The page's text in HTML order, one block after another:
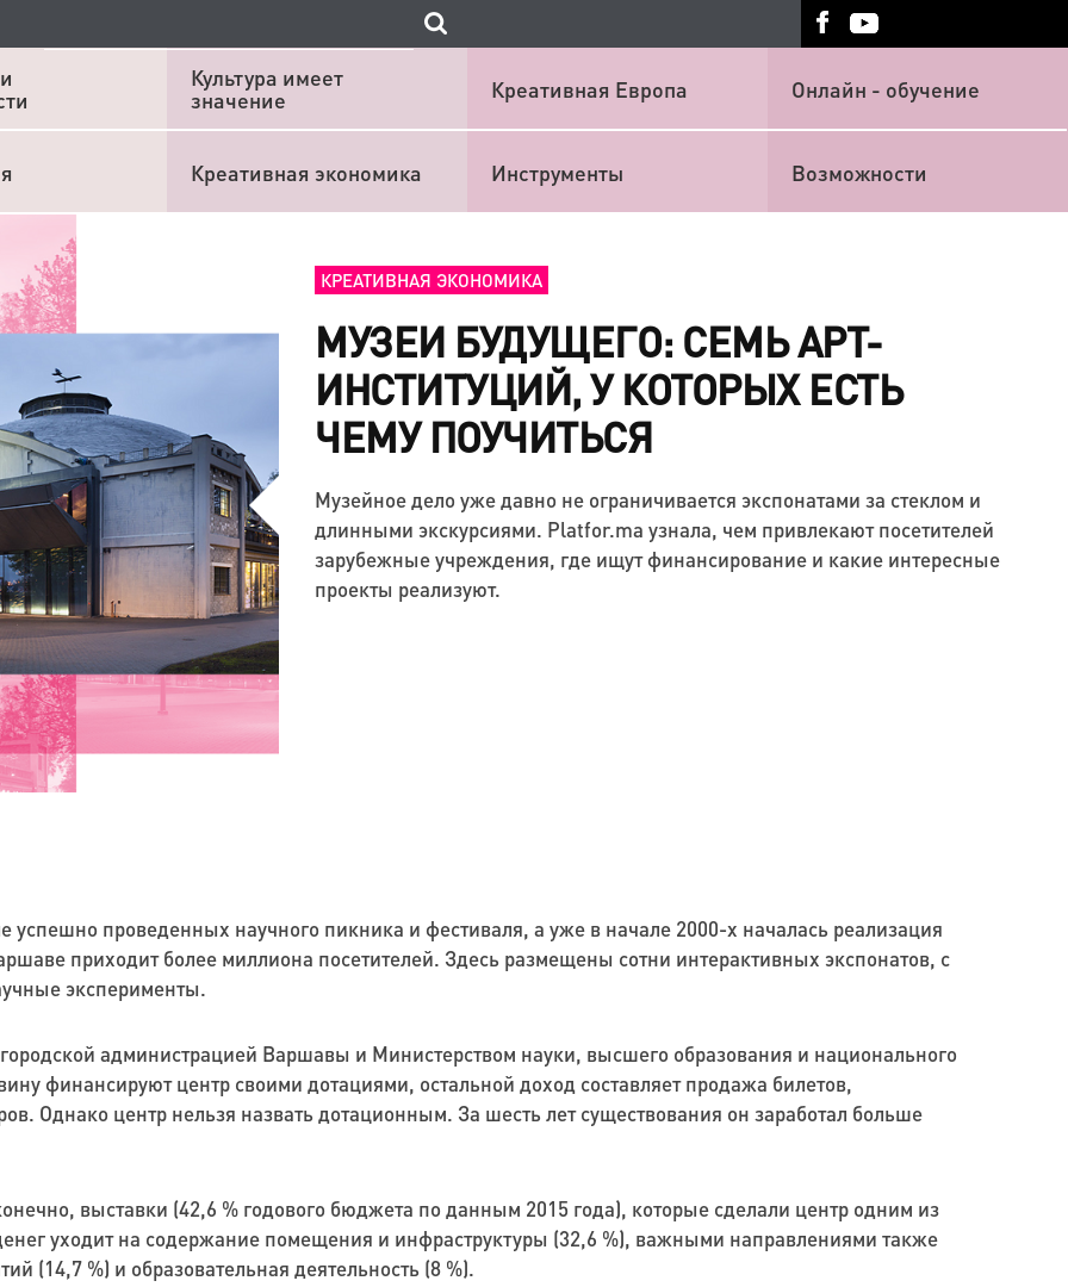
Культура имеет
значение
Креативная Европа Онлайн - обучение
Креативная экономика Инструменты Возможности
КРЕАТИВНАЯ ЭКОНОМИКА
МУЗЕИ БУДУЩЕГО: СЕМЬ АРТ-
ИНСТИТУЦИЙ, У КОТОРЫХ ЕСТЬ
ЧЕМУ ПОУЧИТЬСЯ
Музейное дело уже давно не ограничивается экспонатами за стеклом и
длинными экскурсиями. Platfor.ma узнала, чем привлекают посетителей
зарубежные учреждения, где ищут финансирование и какие интересные
проекты реализуют.
успешно проведенных научного пикника и фестиваля, а уже в начале 2000-х началась реализация
приходит более миллиона посетителей. Здесь размещены сотни интерактивных экспонатов, с
эксперименты.
администрацией Варшавы и Министерством науки, высшего образования и национального
финансируют центр своими дотациями, остальной доход составляет продажа билетов,
Однако центр нельзя назвать дотационным. За шесть лет существования он заработал больше
выставки (42,6 % годового бюджета по данным 2015 года), которые сделали центр одним из
уходит на содержание помещения и инфраструктуры (32,6 %), важными направлениями также
(14,7 %) и образовательная деятельность (8 %).